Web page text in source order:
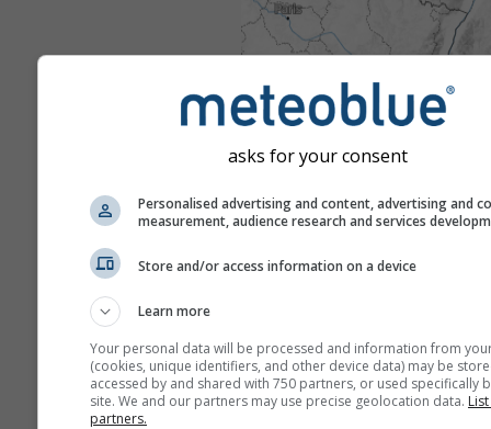
asks for your consent
Personalised advertising and content, advertising and
measurement, audience research and services
Store and/or access information on a device
Learn more
Your personal data will be processed and information from
(cookies, unique identifiers, and other device data) may be
accessed by and shared with 750 partners, or used specifically
site. We and our partners may use precise geolocation data.
partners.